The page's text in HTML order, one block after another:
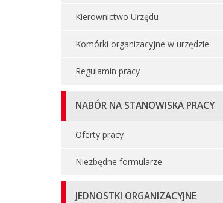
Kierownictwo Urzędu
Komórki organizacyjne w urzędzie
Regulamin pracy
NABÓR NA STANOWISKA PRACY
Oferty pracy
Niezbędne formularze
JEDNOSTKI ORGANIZACYJNE